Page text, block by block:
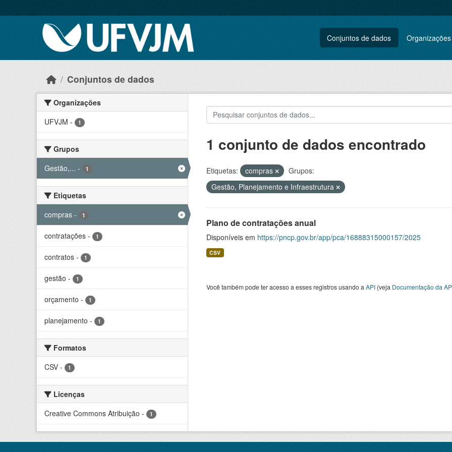
Conjuntos de dados Organizações
Conjuntos de dados
Organizações
UFVJM - 1
Grupos
Gestão,... - 1
Etiquetas
compras - 1
contratações - 1
contratos - 1
gestão - 1
orçamento - 1
planejamento - 1
Formatos
CSV - 1
Licenças
Creative Commons Atribuição - 1
1 conjunto de dados encontrado
Etiquetas: compras
Grupos:
Gestão, Planejamento e Infraestrutura
Plano de contratações anual
Disponíveis em https://pncp.gov.br/app/pca/16888315000157/2025
CSV
Você também pode ter acesso a esses registros usando a API(veja Documentação da